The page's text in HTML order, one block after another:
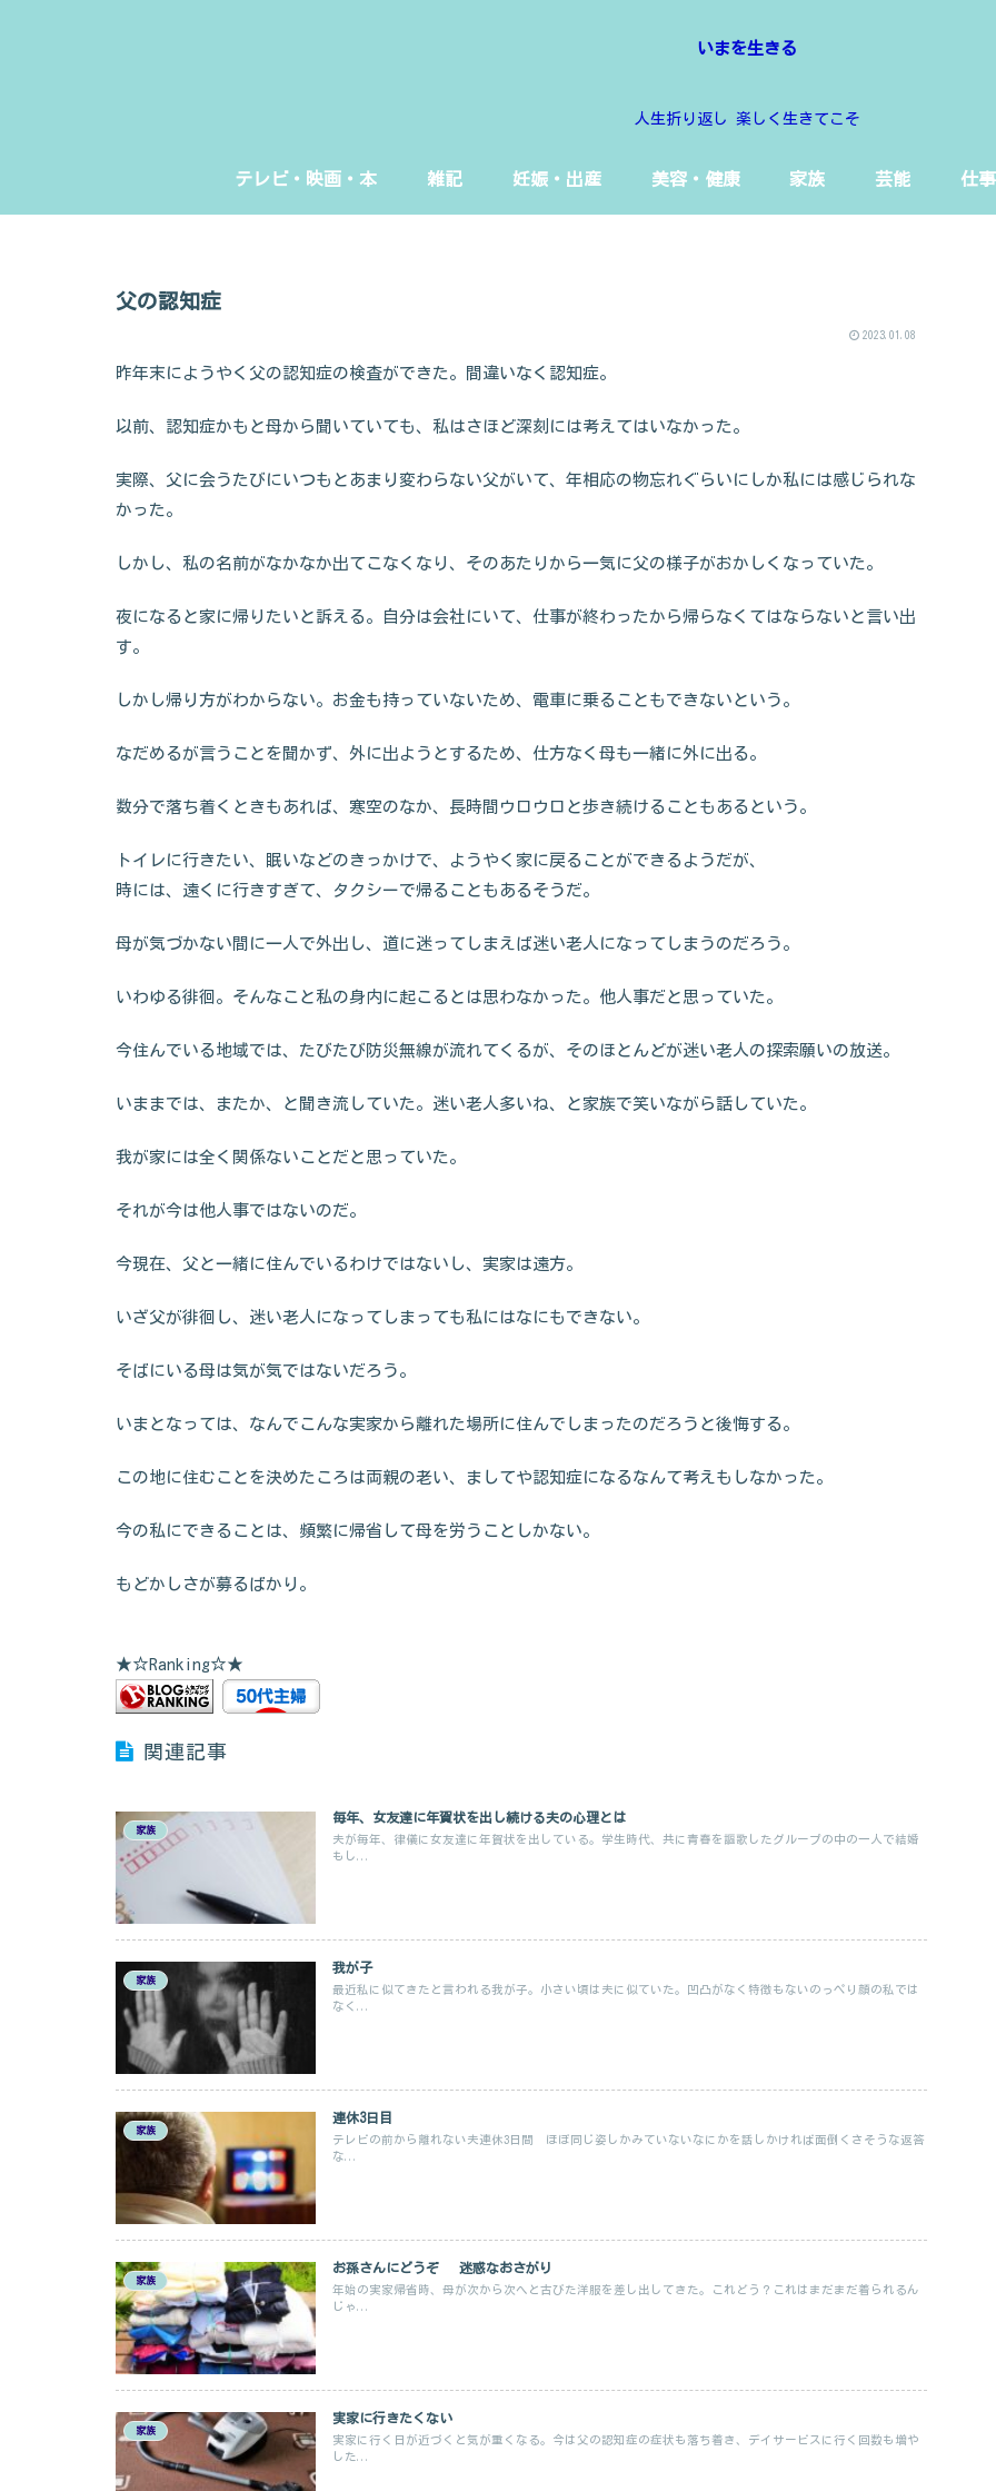
いまを生きる
人生折り返し 楽しく生きてこそ
テレビ・映画・本 雑記 妊娠・出産 美容・健康 家族 芸能 仕
父の認知症
2023.01.08
昨年末にようやく父の認知症の検査ができた。間違いなく認知症。
以前、認知症かもと母から聞いていても、私はさほど深刻には考えてはいなかった。
実際、父に会うたびにいつもとあまり変わらない父がいて、年相応の物忘れぐらいにしか私には感じられな
かった。
しかし、私の名前がなかなか出てこなくなり、そのあたりから一気に父の様子がおかしくなっていた。
夜になると家に帰りたいと訴える。自分は会社にいて、仕事が終わったから帰らなくてはならないと言い出
す。
しかし帰り方がわからない。お金も持っていないため、電車に乗ることもできないという。
なだめるが言うことを聞かず、外に出ようとするため、仕方なく母も一緒に外に出る。
数分で落ち着くときもあれば、寒空のなか、長時間ウロウロと歩き続けることもあるという。
トイレに行きたい、眠いなどのきっかけで、ようやく家に戻ることができるようだが、
時には、遠くに行きすぎて、タクシーで帰ることもあるそうだ。
母が気づかない間に一人で外出し、道に迷ってしまえば迷い老人になってしまうのだろう。
いわゆる徘徊。そんなこと私の身内に起こるとは思わなかった。他人事だと思っていた。
今住んでいる地域では、たびたび防災無線が流れてくるが、そのほとんどが迷い老人の探索願いの放送。
いままでは、またか、と聞き流していた。迷い老人多いね、と家族で笑いながら話していた。
我が家には全く関係ないことだと思っていた。
それが今は他人事ではないのだ。
今現在、父と一緒に住んでいるわけではないし、実家は遠方。
いざ父が徘徊し、迷い老人になってしまっても私にはなにもできない。
そばにいる母は気が気ではないだろう。
いまとなっては、なんでこんな実家から離れた場所に住んでしまったのだろうと後悔する。
この地に住むことを決めたころは両親の老い、ましてや認知症になるなんて考えもしなかった。
今の私にできることは、頻繁に帰省して母を労うことしかない。
もどかしさが募るばかり。
★☆Ranking☆★
関連記事
家族
毎年、女友達に年賀状を出し続ける夫の心理とは
夫が毎年、律儀に女友達に年賀状を出している。学生時代、共に青春を謳歌したグループの中の一人で結婚
もし...
家族
我が子
最近私に似てきたと言われる我が子。小さい頃は夫に似ていた。凹凸がなく特徴もないのっぺり顔の私では
なく...
家族
連休3日目
テレビの前から離れない夫連休3日間 ほぼ同じ姿しかみていないなにかを話しかければ面倒くさそうな返答
な...
家族
お孫さんにどうぞ 迷惑なおさがり
年始の実家帰省時、母が次から次へと古びた洋服を差し出してきた。これどう？これはまだまだ着られるん
じゃ...
家族
実家に行きたくない
実家に行く日が近づくと気が重くなる。今は父の認知症の症状も落ち着き、デイサービスに行く回数も増や
した...